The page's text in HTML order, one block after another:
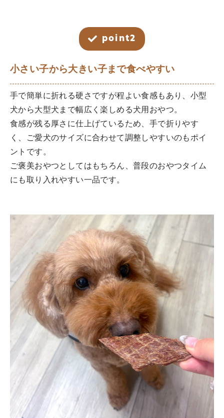
point2
小さい子から大きい子まで食べやすい
手で簡単に折れる硬さですが程よい食感もあり、小型
犬から大型犬まで幅広く楽しめる犬用おやつ。
食感が残る厚さに仕上げているため、手で折りやす
く、ご愛犬のサイズに合わせて調整しやすいのもポイ
ントです。
ご褒美おやつとしてはもちろん、普段のおやつタイム
にも取り入れやすい一品です。